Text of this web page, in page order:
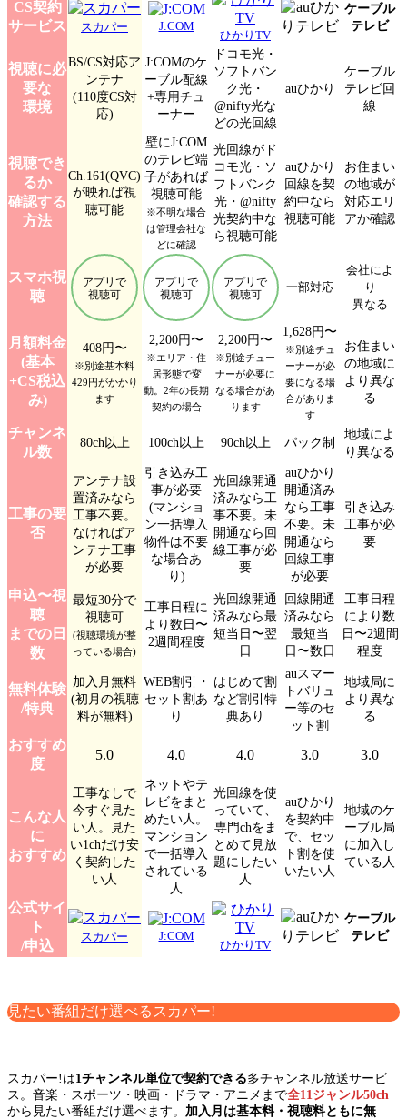
CS契約
サービス
スカパー J:COM
ひかりTV
ケーブル
テレビ
視聴に必
要な
環境
BS/CS対応ア
ンテナ
(110度CS対
応)
J:COMのケ
ーブル配線
+専用チュ
ーナー
ドコモ光・
ソフトバン
ク光・
@nifty光な
どの光回線
auひかり
ケーブル
テレビ回
線
視聴でき
るか
確認する
方法
Ch.161(QVC)
が映れば視
聴可能
壁にJ:COM
のテレビ端
子があれば
視聴可能
※不明な場合
は管理会社な
どに確認
光回線がド
コモ光・ソ
フトバンク
光・@nifty
光契約中な
ら視聴可能
auひかり
回線を契
約中なら
視聴可能
お住まい
の地域が
対応エリ
アか確認
スマホ視
聴
アプリで
視聴可
アプリで
視聴可
アプリで
視聴可
一部対応
会社によ
り
異なる
月額料金
(基本
+CS税込
み)
408円〜
※別途基本料
429円がかかり
ます
2,200円〜
※エリア・住
居形態で変
動。2年の長期
契約の場合
2,200円〜
※別途チュー
ナーが必要に
なる場合があ
ります
1,628円〜
※別途チュ
ーナーが必
要になる場
合がありま
す
お住まい
の地域に
より異な
る
チャンネ
ル数
80ch以上 100ch以上 90ch以上 パック制
地域によ
り異なる
工事の要
否
アンテナ設
置済みなら
工事不要。
なければア
ンテナ工事
が必要
引き込み工
事が必要
(マンショ
ン一括導入
物件は不要
な場合あ
り)
光回線開通
済みなら工
事不要。未
開通なら回
線工事が必
要
auひかり
開通済み
なら工事
不要。未
開通なら
回線工事
が必要
引き込み
工事が必
要
申込〜視
聴
までの日
数
最短30分で
視聴可
(視聴環境が整
っている場合)
工事日程に
より数日〜
2週間程度
光回線開通
済みなら最
短当日〜翌
日
回線開通
済みなら
最短当
日〜数日
工事日程
により数
日〜2週間
程度
無料体験
/特典
加入月無料
(初月の視聴
料が無料)
WEB割引・
セット割あ
り
はじめて割
など割引特
典あり
auスマー
トバリュ
ー等のセ
ット割
地域局に
より異な
る
おすすめ
度
5.0 4.0 4.0 3.0 3.0
こんな人
に
おすすめ
工事なしで
今すぐ見た
い人。見た
い1chだけ安
く契約した
い人
ネットやテ
レビをまと
めたい人。
マンション
で一括導入
されている
人
光回線を使
っていて、
専門chをま
とめて見放
題にしたい
人
auひかり
を契約中
で、セッ
ト割を使
いたい人
地域のケ
ーブル局
に加入し
ている人
公式サイ
ト
/申込
スカパー J:COM
ひかりTV
ケーブル
テレビ
見たい番組だけ選べるスカパー!
スカパー!は1チャンネル単位で契約できる多チャンネル放送サービ
ス。音楽・スポーツ・映画・ドラマ・アニメまで全11ジャンル50ch
から見たい番組だけ選べます。 加入月は基本料・視聴料ともに無